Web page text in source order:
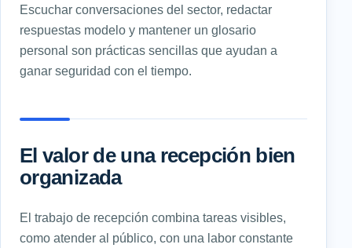
Escuchar conversaciones del sector, redactar
respuestas modelo y mantener un glosario
personal son prácticas sencillas que ayudan a
ganar seguridad con el tiempo.
El valor de una recepción bien
organizada
El trabajo de recepción combina tareas visibles,
como atender al público, con una labor constante